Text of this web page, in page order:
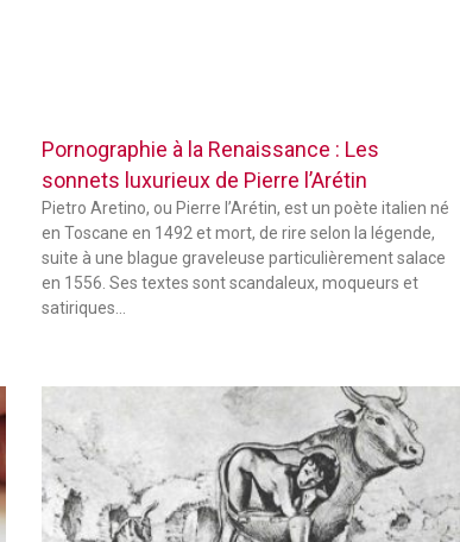
Pornographie à la Renaissance : Les
sonnets luxurieux de Pierre l’Arétin
Pietro Aretino, ou Pierre l’Arétin, est un poète italien né
en Toscane en 1492 et mort, de rire selon la légende,
suite à une blague graveleuse particulièrement salace
en 1556. Ses textes sont scandaleux, moqueurs et
satiriques…